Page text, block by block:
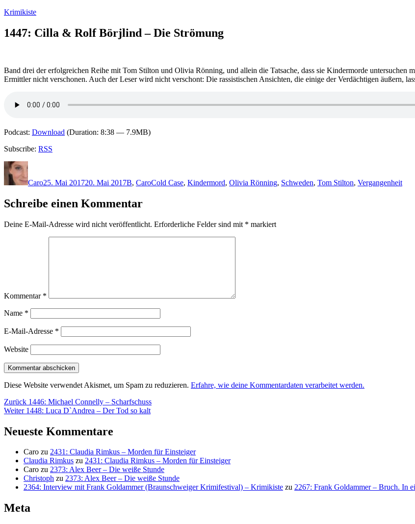
Zum
springen
Krimikiste
1447: Cilla & Rolf Börjlind – Die Strömung
Band drei der erfolgreichen Reihe mit Tom Stilton und Olivia Rönning, und allein die Tatsache, dass sie Kindermorde untersuchen
Ermittler nicht verschonen. Auch der Leser wird nicht verschont: Die rassistischen Ansichten, die einige der Verdächtigen äußern,
Podcast: Download (Duration: 8:38 — 7.9MB)
Subscribe: RSS
Autor
Caro25. Mai 201720. Mai 2017B, CaroCold Case, Kindermord, Olivia Rönning, Schweden, Tom Stilton, Vergangenheit
Schreibe einen Kommentar
Deine E-Mail-Adresse wird nicht veröffentlicht. Erforderliche Felder sind mit * markiert
Kommentar *
Name *
E-Mail-Adresse *
Website
Diese Website verwendet Akismet, um Spam zu reduzieren. Erfahre, wie deine Kommentardaten verarbeitet werden.
Beitragsnavigation
Zurück Vorheriger
Beitrag:
1446: Michael Connelly – Scharfschuss
Weiter Nächster
1448: Luca D`Andrea – Der Tod so kalt
Neueste Kommentare
Caro zu 2431: Claudia Rimkus – Morden für Einsteiger
Claudia Rimkus zu 2431: Claudia Rimkus – Morden für Einsteiger
Caro zu 2373: Alex Beer – Die weiße Stunde
Christoph zu 2373: Alex Beer – Die weiße Stunde
2364: Interview mit Frank Goldammer (Braunschweiger Krimifestival) – Krimikiste zu 2267: Frank Goldammer – Bruch. In
Meta